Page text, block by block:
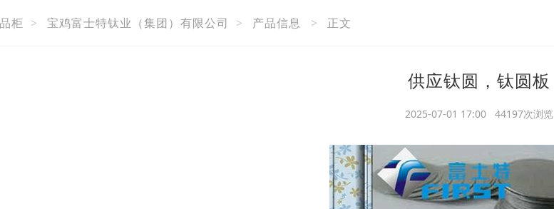
柜 > 宝鸡富士特钛业（集团）有限公司 > 产品信息 > 正文
供应钛圆，钛圆板
2025-07-01 17:00 44197次浏览